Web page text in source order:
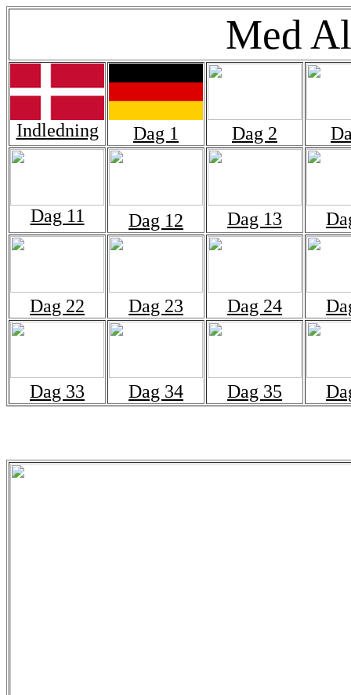
Med
Indledning Dag 1 Dag 2
Dag 11 Dag 12 Dag 13
Dag 22 Dag 23 Dag 24
Dag 33 Dag 34 Dag 35